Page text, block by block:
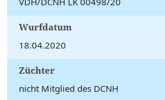
Wurfdatum
18.04.2020
Züchter
nicht Mitglied des DCNH